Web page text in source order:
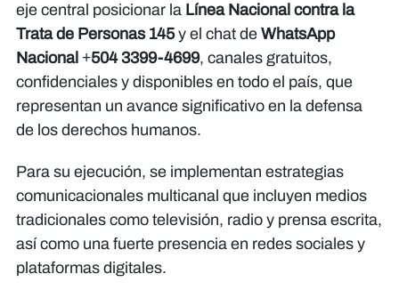
eje central posicionar la Línea Nacional contra la
Trata de Personas 145y el chat de WhatsApp
Nacional +504 3399-4699, canales gratuitos,
confidenciales y disponibles en todo el país, que
representan un avance significativo en la defensa
de los derechos humanos.
Para su ejecución, se implementan estrategias
comunicacionales multicanal que incluyen medios
tradicionales como televisión, radio y prensa escrita,
así como una fuerte presencia en redes sociales y
plataformas digitales.